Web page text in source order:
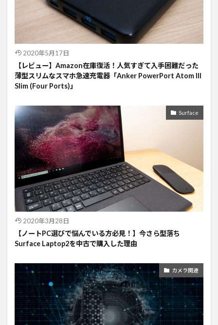
2020年5月17日
【レビュー】Amazon在庫復活！人気すぎて入手困難だった
薄型スリムなスマホ急速充電器「Anker PowerPort Atom III
Slim (Four Ports)」
Surface
2020年3月28日
【ノートPC選びで悩んでいる方必見！】今さら型落ち
Surface Laptop2を中古で購入した理由
カメラ関連